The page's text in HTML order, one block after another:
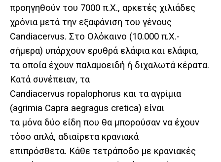
προηγηθούν του 7000 π.Χ., αρκετές χιλιάδες
χρόνια μετά την εξαφάνιση του γένους
Candiacervus. Στο Ολόκαινο (10.000 π.Χ.-
σήμερα) υπάρχουν ερυθρά ελάφια και ελάφια,
τα οποία έχουν παλαμοειδή ή διχαλωτά κέρατα.
Κατά συνέπειαν, τα
Candiacervus ropalophorus και τα αγρίμια
(agrimia Capra aegragus cretica) είναι
τα μόνα δύο είδη που θα μπορούσαν να έχουν
τόσο απλά, αδιαίρετα κρανιακά
επιπρόσθετα. Κάθε τετράποδο με κρανιακές